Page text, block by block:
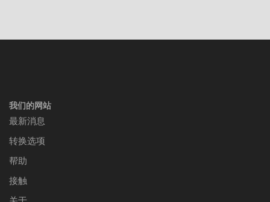
我们的网站
最新消息
转换选项
帮助
接触